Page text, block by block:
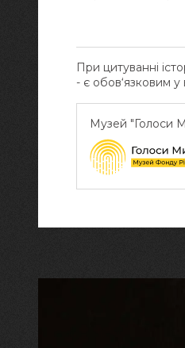
При цитуванні
- є обов‘язковим у
Музей "Голоси